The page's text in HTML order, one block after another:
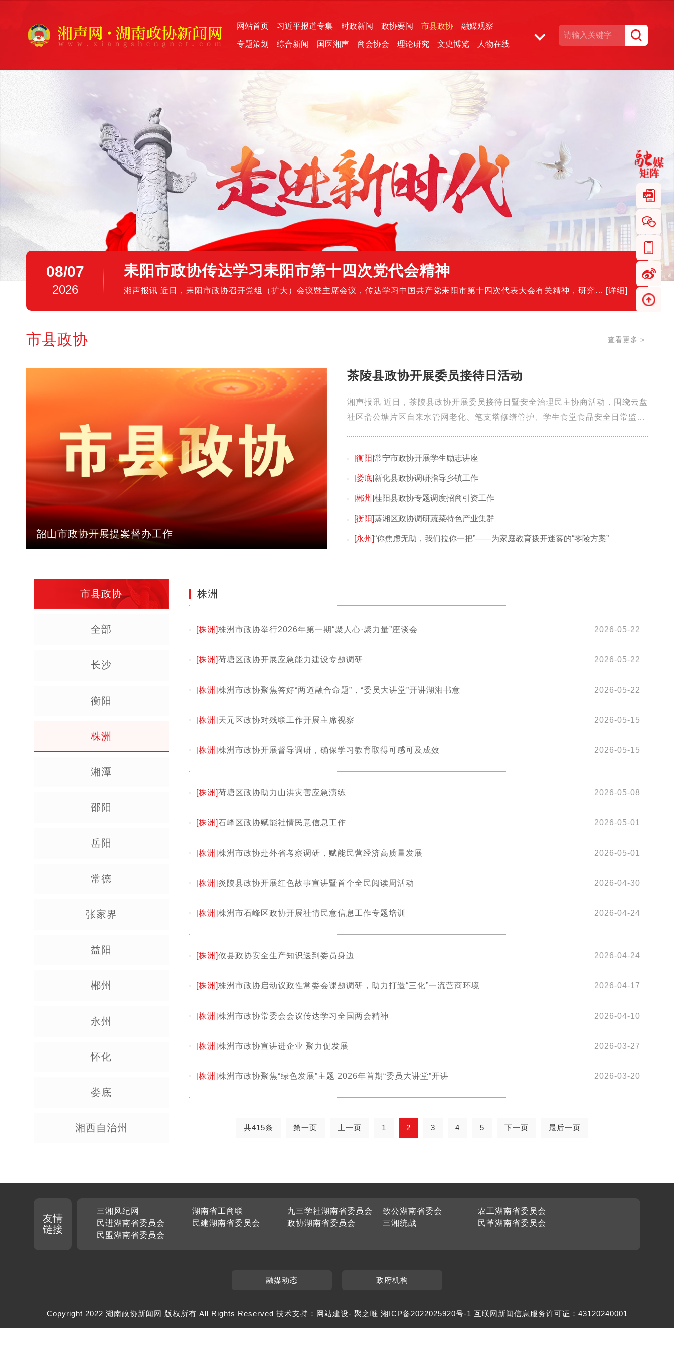
网站首页 习近平报道专集 时政新闻 政协要闻 市县政协 融媒观察
专题策划 综合新闻 国医湘声 商会协会 理论研究 文史博览 人物在线
“四同四立”主题活动
08/07
2026
耒阳市政协传达学习耒阳市第十四次党代会精神
湘声报讯 近日，耒阳市政协召开党组（扩大）会议暨主席会议，传达学习中国共产党耒阳市第十四次代表大会有关精神，研究部
署贯彻落实工作。会议集中学习解读了市第十四次党代会报告，全面领会大会精神实质、目标任务...
[详细]
市县政协 查看更多 >
韶山市政协开展提案督办工作
茶陵县政协开展委员接待日活动
湘声报讯 近日，茶陵县政协开展委员接待日暨安全治理民主协商活动，围绕云盘
社区斋公塘片区自来水管网老化、笔支塔修缮管护、学生食堂食品安全日常监
[衡阳]常宁市政协开展学生励志讲座
[娄底]新化县政协调研指导乡镇工作
[郴州]桂阳县政协专题调度招商引资工作
[衡阳]蒸湘区政协调研蔬菜特色产业集群
[永州]“你焦虑无助，我们拉你一把”——为家庭教育拨开迷雾的“零陵方案”
市县政协
全部
长沙
衡阳
株洲
湘潭
邵阳
岳阳
常德
张家界
益阳
郴州
永州
怀化
娄底
湘西自治州
株洲
[株洲]株洲市政协举行2026年第一期“聚人心·聚力量”座谈会 2026-05-22
[株洲]荷塘区政协开展应急能力建设专题调研 2026-05-22
[株洲]株洲市政协聚焦答好“两道融合命题”，“委员大讲堂”开讲湖湘书意 2026-05-22
[株洲] 天元区政协对残联工作开展主席视察 2026-05-15
[株洲]株洲市政协开展督导调研，确保学习教育取得可感可及成效 2026-05-15
[株洲]荷塘区政协助力山洪灾害应急演练 2026-05-08
[株洲]石峰区政协赋能社情民意信息工作 2026-05-01
[株洲]株洲市政协赴外省考察调研，赋能民营经济高质量发展 2026-05-01
[株洲] 炎陵县政协开展红色故事宣讲暨首个全民阅读周活动 2026-04-30
[株洲]株洲市石峰区政协开展社情民意信息工作专题培训 2026-04-24
[株洲]攸县政协安全生产知识送到委员身边 2026-04-24
[株洲]株洲市政协启动议政性常委会课题调研，助力打造“三化”一流营商环境 2026-04-17
[株洲]株洲市政协常委会会议传达学习全国两会精神 2026-04-10
[株洲]株洲市政协宣讲进企业 聚力促发展 2026-03-27
[株洲] 株洲市政协聚焦“绿色发展”主题 2026年首期“委员大讲堂”开讲 2026-03-20
共415条 第一页 上一页 1 2 3 4 5 下一页 最后一页
友情
链接
三湘风纪网 湖南省工商联 九三学社湖南省委员会 致公湖南省委会
农工湖南省委员会
民进湖南省委员会
民建湖南省委员会 政协湖南省委员会 三湘统战
民革湖南省委员会
民盟湖南省委员会
融媒动态 政府机构
Copyright 2022 湖南政协新闻网 版权所有 All Rights Reserved 技术支持： 网站建设- 聚之唯 湘ICP备2022025920号-1 互联网新闻信息服务许可证：43120240001